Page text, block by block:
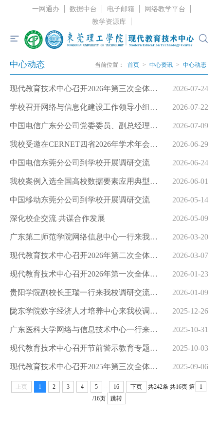
一网通办 数据中台 电子邮箱
网络教学平台
教学资源库
首页
中心概况
中心资讯
服务指南
党建工作
规章制度
联系我们
中心动态 当前位置： 首页 > 中心资讯 > 中心动态
现代教育技术中心召开2026年第三次全体教职工大会 2026-07-24
学校召开网络与信息化建设工作领导小组（扩大）会议 2026-07-22
中国电信广东分公司党委委员、副总经理唐方一行到我校考察交流 2026-07-09
我校受邀在CERNET四省2026年学术年会上分享智慧校园建设经验 2026-06-29
中国电信东莞分公司到学校开展调研交流 2026-06-24
我校案例入选全国高校数据要素应用典型案例 2026-06-01
中国移动东莞分公司到学校开展调研交流 2026-05-14
深化校企交流 共谋合作发展 2026-05-09
广东第二师范学院网络信息中心一行来我校进行调研交流 2026-03-20
现代教育技术中心召开2026年第二次全体教职工大会 2026-03-07
现代教育技术中心召开2026年第一次全体教职工大会暨新春茶话会 2026-01-23
贵阳学院副校长王瑞一行来我校调研交流信息化建设工作 2026-01-09
陇东学院数字经济人才培养中心来我校调研信息化工作 2025-12-26
广东医科大学网络与信息技术中心一行来我校进行调研交流 2025-10-31
现代教育技术中心召开节前警示教育专题会议 2025-10-03
现代教育技术中心召开2025年第三次全体教职工大会 2025-09-06
上页 1 2 3 4 5 16 下页 共242条 共16页 第
/16页
跳转